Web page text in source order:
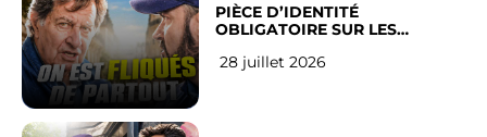
PIÈCE D’IDENTITÉ
OBLIGATOIRE SUR LES
Français
28 juillet 2026